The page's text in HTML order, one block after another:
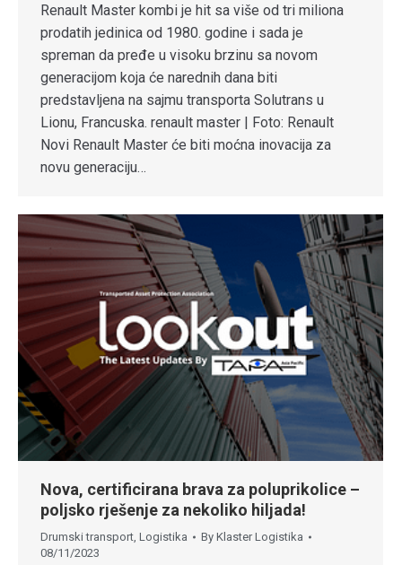
Renault Master kombi je hit sa više od tri miliona
prodatih jedinica od 1980. godine i sada je
spreman da pređe u visoku brzinu sa novom
generacijom koja će narednih dana biti
predstavljena na sajmu transporta Solutrans u
Lionu, Francuska. renault master | Foto: Renault
Novi Renault Master će biti moćna inovacija za
novu generaciju…
Nova, certificirana brava za poluprikolice –
poljsko rješenje za nekoliko hiljada!
Drumski transport, Logistika By Klaster Logistika
08/11/2023